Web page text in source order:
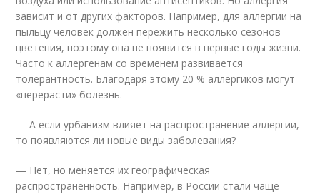
зависит и от других факторов. Например, для аллергии на
пыльцу человек должен пережить несколько сезонов
цветения, поэтому она не появится в первые годы жизни.
Часто к аллергенам со временем развивается
толерантность. Благодаря этому 20 % аллергиков могут
«перерасти» болезнь.
— А если урбанизм влияет на распространение аллергии,
то появляются ли новые виды заболевания?
— Нет, но меняется их географическая
распространенность. Например, в России стали чаще